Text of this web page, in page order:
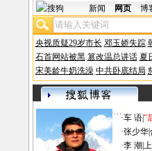
新闻 网页 博
央视质疑29岁市长 邓玉娇失踪
石首网站被黑 篡改温总讲话 夏
宋美龄牛奶洗澡 中共卧底结局
·车 语|"
·张少华|
·李 潮